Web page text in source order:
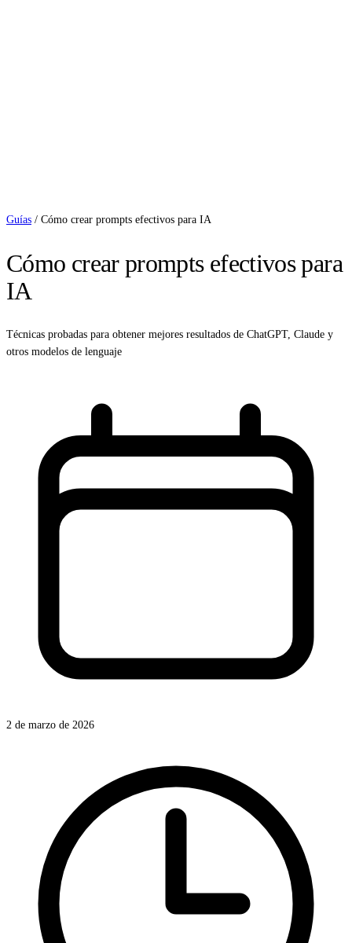
Guías / Cómo crear prompts efectivos para IA
Cómo crear prompts efectivos para
IA
Técnicas probadas para obtener mejores resultados de ChatGPT, Claude y
otros modelos de lenguaje
2 de marzo de 2026